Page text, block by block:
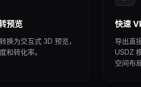
预览
换为交互式 3D 预览，
和转化率。
快速
导出直
USDZ
空间布